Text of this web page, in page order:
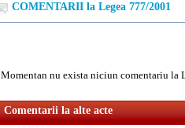
COMENTARII la Legea 777/2001
Momentan nu exista niciun comentariu la
Comentarii la alte acte